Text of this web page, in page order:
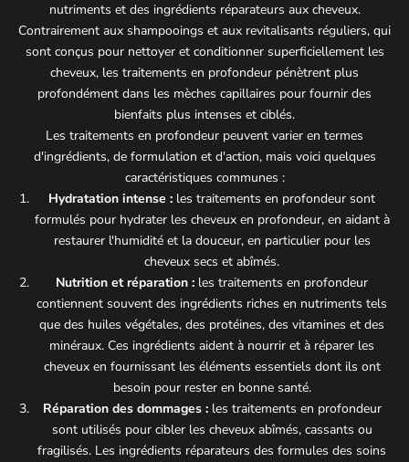
nutriments et des ingrédients réparateurs aux cheveux.
Contrairement aux shampooings et aux revitalisants réguliers, qui
sont conçus pour nettoyer et conditionner superficiellement les
cheveux, les traitements en profondeur pénètrent plus
profondément dans les mèches capillaires pour fournir des
bienfaits plus intenses et ciblés.
Les traitements en profondeur peuvent varier en termes
d'ingrédients, de formulation et d'action, mais voici quelques
caractéristiques communes :
Hydratation intense : les traitements en profondeur sont
formulés pour hydrater les cheveux en profondeur, en aidant à
restaurer l'humidité et la douceur, en particulier pour les
cheveux secs et abîmés.
Nutrition et réparation : les traitements en profondeur
contiennent souvent des ingrédients riches en nutriments tels
que des huiles végétales, des protéines, des vitamines et des
minéraux. Ces ingrédients aident à nourrir et à réparer les
cheveux en fournissant les éléments essentiels dont ils ont
besoin pour rester en bonne santé.
Réparation des dommages :les traitements en profondeur
sont utilisés pour cibler les cheveux abîmés, cassants ou
fragilisés. Les ingrédients réparateurs des formules des soins